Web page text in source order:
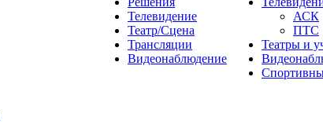
Телевидение
Театр/Сцена
Трансляции
Видеонаблюдение
АСК
ПТС
Театры и